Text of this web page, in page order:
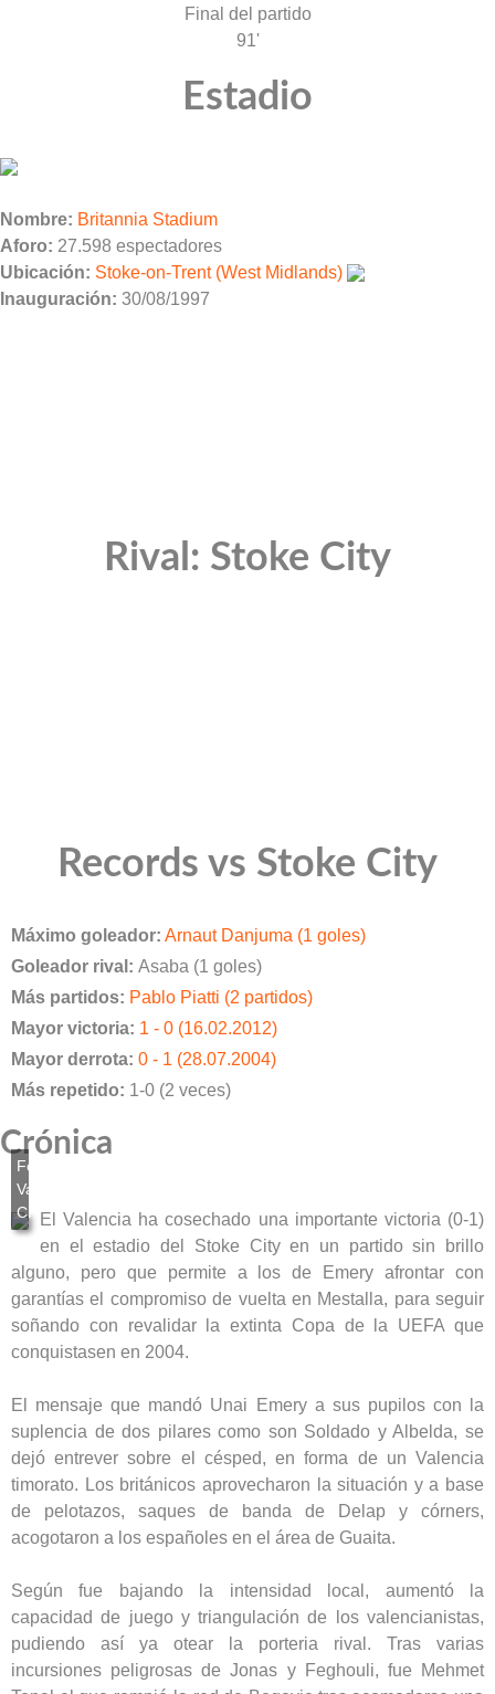
Final del partido
91'
Estadio
Nombre: Britannia Stadium
Aforo: 27.598 espectadores
Ubicación: Stoke-on-Trent (West Midlands)
Inauguración: 30/08/1997
Rival: Stoke City
Records vs Stoke City
Máximo goleador: Arnaut Danjuma (1 goles)
Goleador rival: Asaba (1 goles)
Más partidos: Pablo Piatti (2 partidos)
Mayor victoria: 1 - 0 (16.02.2012)
Mayor derrota: 0 - 1 (28.07.2004)
Más repetido: 1-0 (2 veces)
Crónica
El Valencia ha cosechado una importante victoria (0-1)
en el estadio del Stoke City en un partido sin brillo
alguno, pero que permite a los de Emery afrontar con
garantías el compromiso de vuelta en Mestalla, para seguir
soñando con revalidar la extinta Copa de la UEFA que
conquistasen en 2004.
El mensaje que mandó Unai Emery a sus pupilos con la
suplencia de dos pilares como son Soldado y Albelda, se
dejó entrever sobre el césped, en forma de un Valencia
timorato. Los británicos aprovecharon la situación y a base
de pelotazos, saques de banda de Delap y córners,
acogotaron a los españoles en el área de Guaita.
Según fue bajando la intensidad local, aumentó la
capacidad de juego y triangulación de los valencianistas,
pudiendo así ya otear la porteria rival. Tras varias
incursiones peligrosas de Jonas y Feghouli, fue Mehmet